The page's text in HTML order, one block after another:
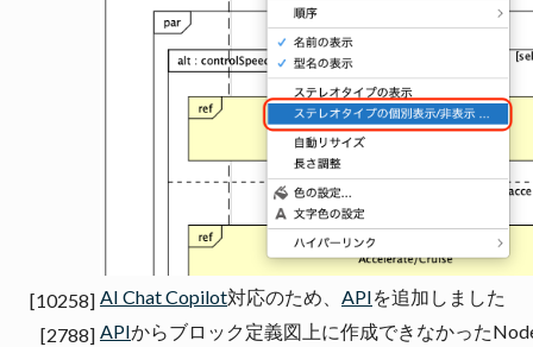
[10258] AI Chat Copilot対応のため、 APIを追加しました
[2788] APIからブロック定義図上に作成できなかった